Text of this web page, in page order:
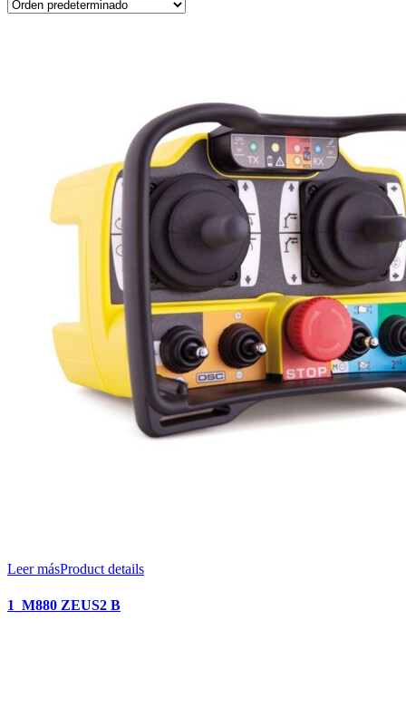
Leer másProduct details
1_M880 ZEUS2 B